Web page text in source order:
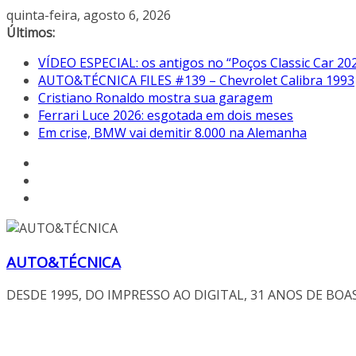
Pular
para
conteúdo
quinta-feira, agosto 6, 2026
Últimos:
VÍDEO ESPECIAL: os antigos no “Poços Classic Car
AUTO&TÉCNICA FILES #139 – Chevrolet Calibra 1993
Cristiano Ronaldo mostra sua garagem
Ferrari Luce 2026: esgotada em dois meses
Em crise, BMW vai demitir 8.000 na Alemanha
AUTO&TÉCNICA
DESDE 1995, DO IMPRESSO AO DIGITAL, 31 ANOS DE